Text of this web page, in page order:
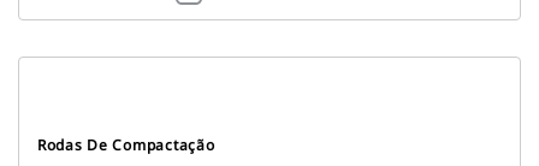
Rodas De Compactação